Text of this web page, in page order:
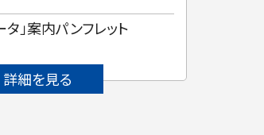
」案内パンフレット
詳細を見る